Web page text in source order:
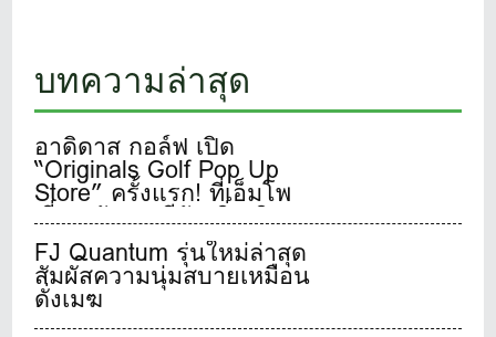
บทความล่าสุด
อาดิดาส กอล์ฟ เปิด
“Originals Golf Pop Up
Store” ครั้งแรก! ที่เอ็มโพ
เรี่ยม อับเดทสีสันเพิ่มเติม
เอาใจนักกอล์ฟผู้รักแฟชั่น
26 มิ.ย.-23 ก.ค.นี้
FJ Quantum รุ่นใหม่ล่าสุด
สัมผัสความนุ่มสบายเหมือน
ดั่งเมฆ